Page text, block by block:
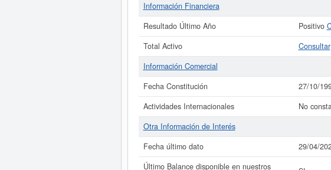
Información Financiera
Resultado Último Año
Positivo
Total Activo
Consultar
Información Comercial
Fecha Constitución
27/10/
Actividades Internacionales
No
Otra Información de Interés
Fecha último dato
29/04/
Último Balance disponible en nuestros